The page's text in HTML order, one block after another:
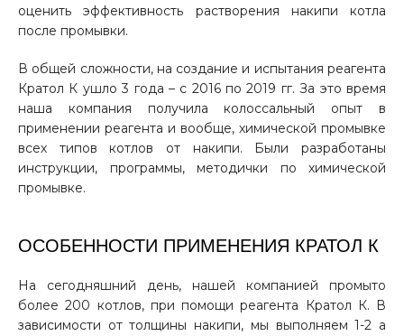
оценить эффективность растворения накипи котла
после промывки.
В общей сложности, на создание и испытания реагента
Кратол К ушло 3 года – с 2016 по 2019 гг. За это время
наша компания получила колоссальный опыт в
применении реагента и вообще, химической промывке
всех типов котлов от накипи. Были разработаны
инструкции, программы, методички по химической
промывке.
ОСОБЕННОСТИ ПРИМЕНЕНИЯ КРАТОЛ К
На сегодняшний день, нашей компанией промыто
более 200 котлов, при помощи реагента Кратол К. В
зависимости от толщины накипи, мы выполняем 1-2 а